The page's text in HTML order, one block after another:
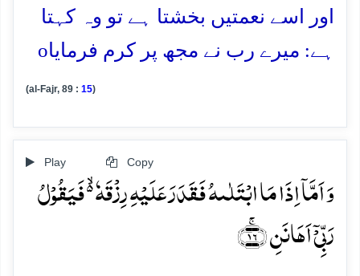
اور اسے نعمتیں بخشتا ہے تو وہ کہتا
ہے: میرے رب نے مجھ پر کرم فرمایاo
(al-Fajr, 89 : 15)
Play Copy
وَ اَمَّاۤ اِذَا مَا ابۡتَلٰىہُ فَقَدَرَ عَلَیۡہِ رِزۡقَہٗ ۬ۙ فَیَقُوۡلُ
رَبِّیۡۤ اَہَانَنِ ﴿ۚ۱۶﴾